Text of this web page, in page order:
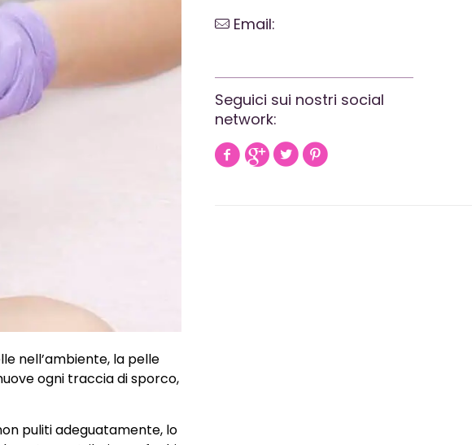
nell’ambiente, la pelle
ogni traccia di sporco,
puliti adeguatamente, lo
Email:
Seguici sui nostri social
network: